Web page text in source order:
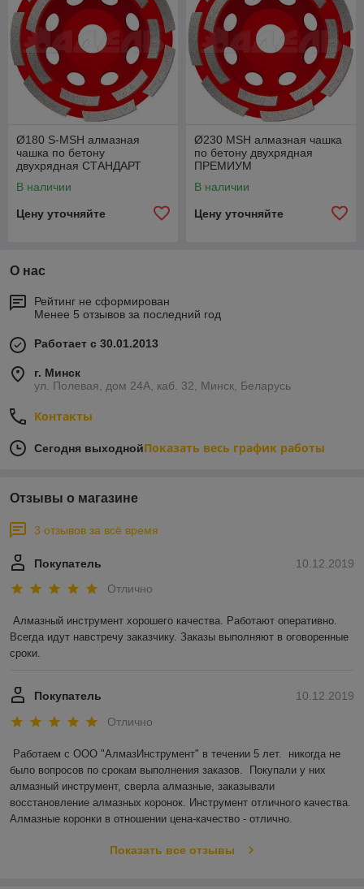
Ø180 S-MSH алмазная
чашка по бетону
двухрядная СТАНДАРТ
В наличии
Цену уточняйте
Ø230 MSH алмазная чашка
по бетону двухрядная
ПРЕМИУМ
В наличии
Цену уточняйте
О нас
Рейтинг не сформирован
Менее 5 отзывов за последний год
Работает с 30.01.2013
г. Минск
ул. Полевая, дом 24А, каб. 32, Минск, Беларусь
Контакты
Сегодня выходнойПоказать весь график работы
Отзывы о магазине
3 отзывов за всё время
10.12.2019
Покупатель
Отлично
Алмазный инструмент хорошего качества. Работают оперативно.
Всегда идут навстречу заказчику. Заказы выполняют в оговоренные
сроки.
10.12.2019
Покупатель
Отлично
Работаем с ООО "АлмазИнструмент" в течении 5 лет.  никогда не
было вопросов по срокам выполнения заказов.  Покупали у них
алмазный инструмент, сверла алмазные, заказывали
восстановление алмазных коронок. Инструмент отличного качества.
Алмазные коронки в отношении цена-качество - отлично.
Показать все отзывы